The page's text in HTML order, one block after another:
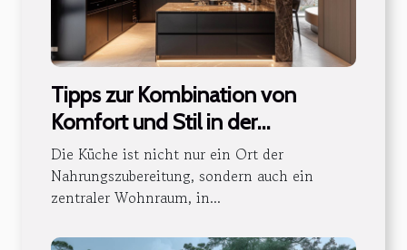
Tipps zur Kombination von
Komfort und Stil in der
modernen Küchengestaltung
Die Küche ist nicht nur ein Ort der
Nahrungszubereitung, sondern auch ein
zentraler Wohnraum, in...